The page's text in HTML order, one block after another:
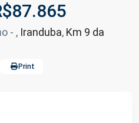
- , Iranduba, Km 9 da
Print